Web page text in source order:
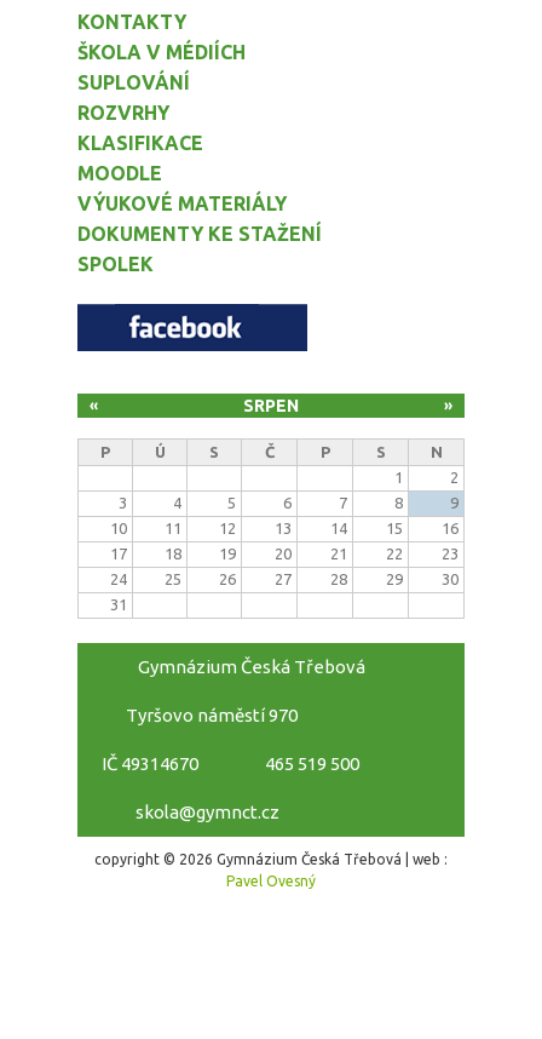
KONTAKTY
ŠKOLA V MÉDIÍCH
SUPLOVÁNÍ
ROZVRHY
KLASIFIKACE
MOODLE
VÝUKOVÉ MATERIÁLY
DOKUMENTY KE STAŽENÍ
SPOLEK
SRPEN
« »
P Ú S Č P S
N
1
2
3
4 5 6 7 8
9
10
11 12 13 14 15
16
17
18 19 20 21 22
23
24
25 26 27 28 29
30
31
Gymnázium Česká Třebová
Tyršovo náměstí 970
IČ 49314670 465 519 500
skola@gymnct.cz
copyright © 2026 Gymnázium Česká Třebová | web :
Pavel Ovesný